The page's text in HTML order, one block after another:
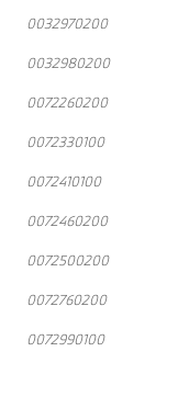
0032970200
0032980200
0072260200
0072330100
0072410100
0072460200
0072500200
0072760200
0072990100